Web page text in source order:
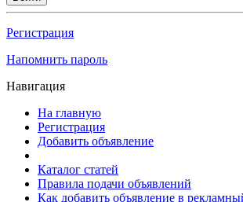
Регистрация
Напомнить пароль
Навигация
На главную
Регистрация
Добавить объявление
Каталог статей
Правила подачи объявлений
Как добавить объявление в